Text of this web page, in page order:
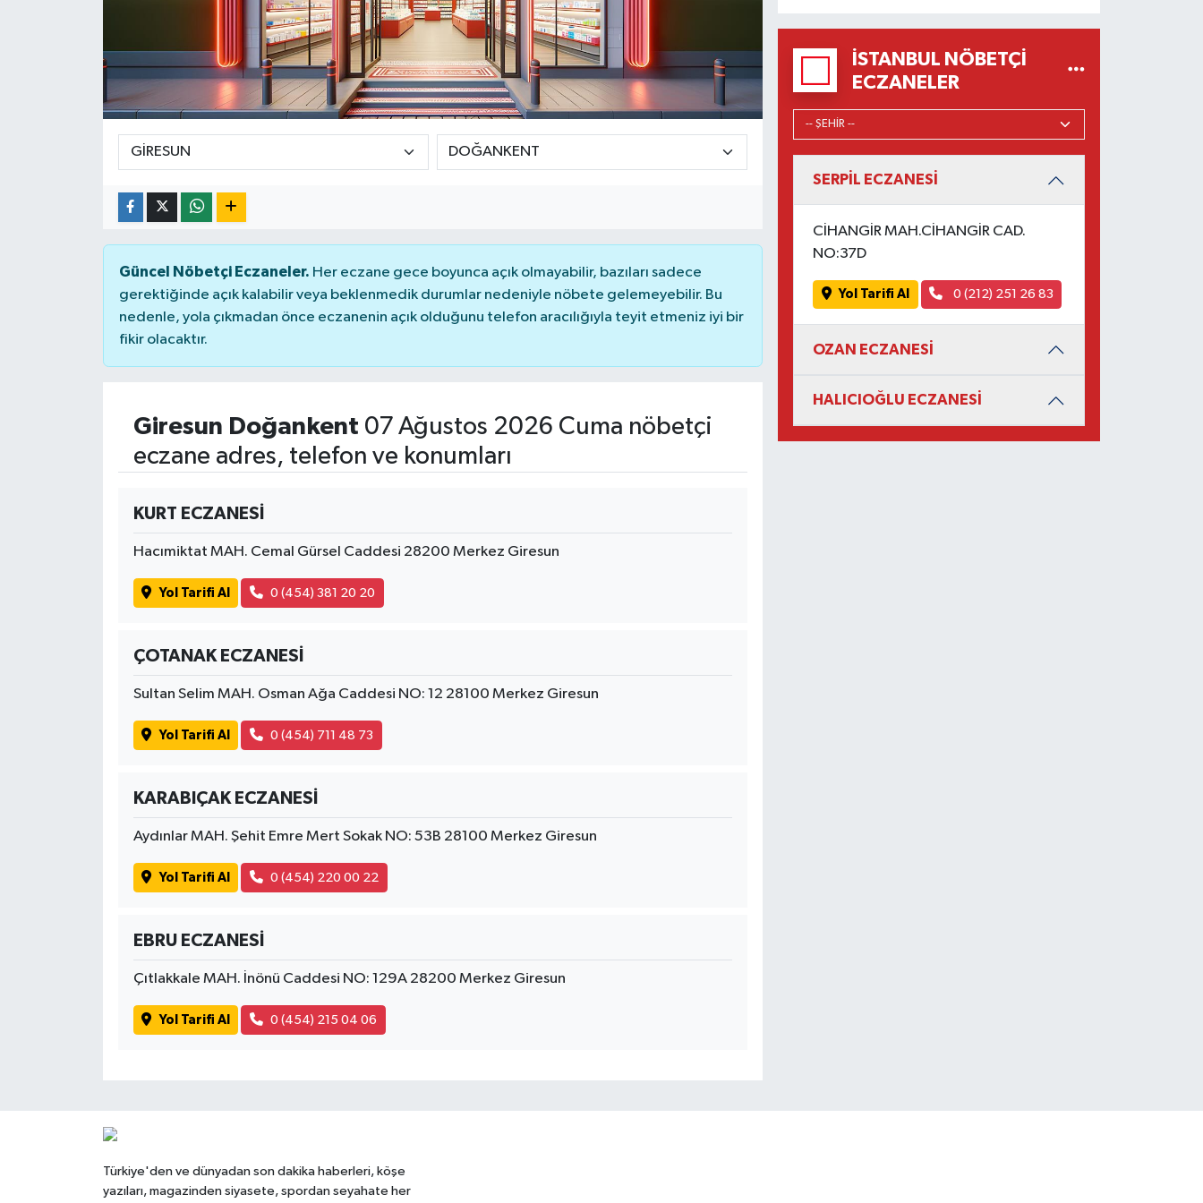
Güncel Nöbetçi Eczaneler. Her eczane gece boyunca açık olmayabilir, bazıları sadece
gerektiğinde açık kalabilir veya beklenmedik durumlar nedeniyle nöbete gelemeyebilir. Bu
nedenle, yola çıkmadan önce eczanenin açık olduğunu telefon aracılığıyla teyit etmeniz iyi bir
fikir olacaktır.
Giresun Doğankent 07 Ağustos 2026 Cuma nöbetçi
eczane adres, telefon ve konumları
KURT ECZANESİ
Hacımiktat MAH. Cemal Gürsel Caddesi 28200 Merkez Giresun
Yol Tarifi Al 0 (454) 381 20 20
ÇOTANAK ECZANESİ
Sultan Selim MAH. Osman Ağa Caddesi NO: 12 28100 Merkez Giresun
Yol Tarifi Al 0 (454) 711 48 73
KARABIÇAK ECZANESİ
Aydınlar MAH. Şehit Emre Mert Sokak NO: 53B 28100 Merkez Giresun
Yol Tarifi Al 0 (454) 220 00 22
EBRU ECZANESİ
Çıtlakkale MAH. İnönü Caddesi NO: 129A 28200 Merkez Giresun
Yol Tarifi Al 0 (454) 215 04 06
İSTANBUL NÖBETÇI
ECZANELER
SERPİL ECZANESİ
CİHANGİR MAH.CİHANGİR CAD.
NO:37D
Yol Tarifi Al 0 (212) 251 26 83
OZAN ECZANESİ
HALICIOĞLU ECZANESİ
Türkiye'den ve dünyadan son dakika haberleri, köşe
yazıları, magazinden siyasete, spordan seyahate her